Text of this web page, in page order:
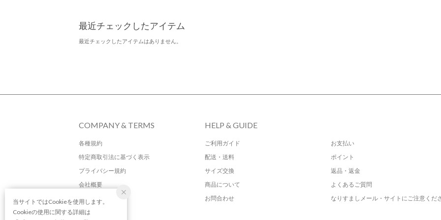
最近チェックしたアイテム
最近チェックしたアイテムはありません。
COMPANY & TERMS
各種規約
特定商取引法に基づく表示
プライバシー規約
会社概要
HELP & GUIDE
ご利用ガイド
配送・送料
サイズ交換
商品について
お問合わせ
お支払い
ポイント
返品・返金
よくあるご質問
なりすましメール・サイトにご注意くだ
当サイトではCookieを使用します。
Cookieの使用に関する詳細は